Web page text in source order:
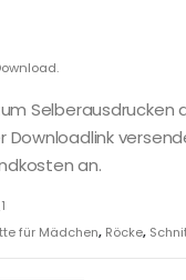
Selberausdrucken
Downloadlink
an.
für Mädchen, Röcke,